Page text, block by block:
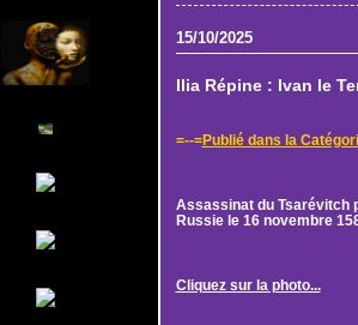
15/10/2025
Ilia Répine : Ivan le
=--=Publié dans la
Assassinat du Tsarévitch
Russie le 16 novembre
Cliquez sur la photo...